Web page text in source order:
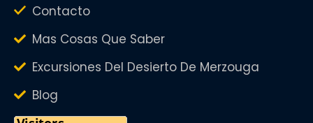
Contacto
Mas Cosas Que Saber
Excursiones Del Desierto De Merzouga
Blog